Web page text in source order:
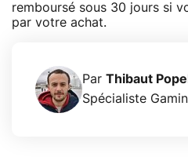
remboursé sous 30 jours si
par votre achat.
Par Thibaut
Spécialiste